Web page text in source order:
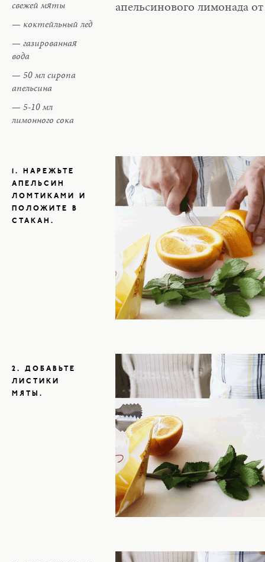
свежей мяты
коктейльный лед
газированная
вода
50 мл сиропа
апельсина
5-10 мл
лимонного сока
апельсинового лимонада
1. НАРЕЖЬТЕ
АПЕЛЬСИН
ЛОМТИКАМИ И
ПОЛОЖИТЕ В
СТАКАН.
2. ДОБАВЬТЕ
ЛИСТИКИ
МЯТЫ.